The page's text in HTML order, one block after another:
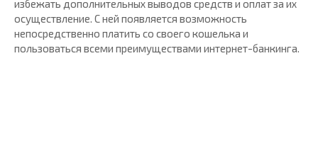
избежать дополнительных выводов средств и оплат за их
осуществление. С ней появляется возможность
непосредственно платить со своего кошелька и
пользоваться всеми преимуществами интернет-банкинга.